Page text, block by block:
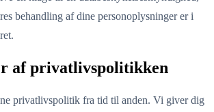
behandling af dine personoplysninger er i
af privatlivspolitikken
privatlivspolitik fra tid til anden. Vi giver dig